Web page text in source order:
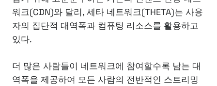
워크(CDN)와 달리, 세타 네트워크(THETA)는 사용
자의 집단적 대역폭과 컴퓨팅 리소스를 활용하고
있다.
더 많은 사람들이 네트워크에 참여할수록 남는 대
역폭을 제공하여 모든 사람의 전반적인 스트리밍